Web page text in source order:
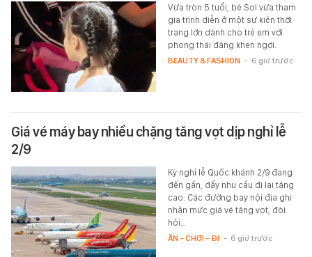
Vừa tròn 5 tuổi, bé Sol vừa tham
gia trình diễn ở một sự kiện thời
trang lớn dành cho trẻ em với
phong thái đáng khen ngợi.
BEAUTY & FASHION - 6 giờ trước
Giá vé máy bay nhiều chặng tăng vọt dịp nghỉ lễ
2/9
Kỳ nghỉ lễ Quốc khánh 2/9 đang
đến gần, đẩy nhu cầu đi lại tăng
cao. Các đường bay nội địa ghi
nhận mức giá vé tăng vọt, đòi
hỏi…
ĂN - CHƠI - ĐI - 6 giờ trước